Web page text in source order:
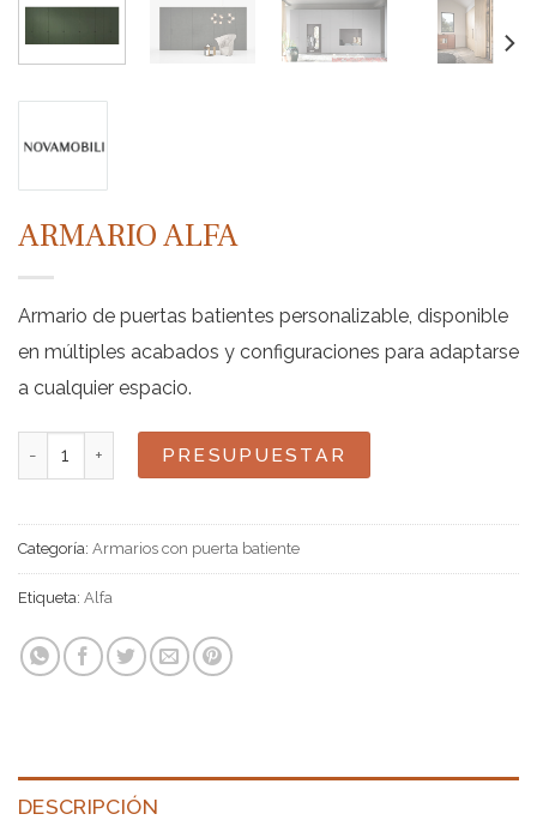
ARMARIO ALFA
Armario de puertas batientes personalizable, disponible
en múltiples acabados y configuraciones para adaptarse
a cualquier espacio.
Armario Alfa cantidadPRESUPUESTAR
Categoría: Armarios con puerta batiente
Etiqueta: Alfa
DESCRIPCIÓN